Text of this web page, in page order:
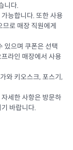
니다.
능합니다. 또한 사용
므로 매장 직원에게
있으며 쿠폰은 선택
라인 매장에서 사용
와 키오스크, 포스기,
세한 사항은 방문하
바랍니다.